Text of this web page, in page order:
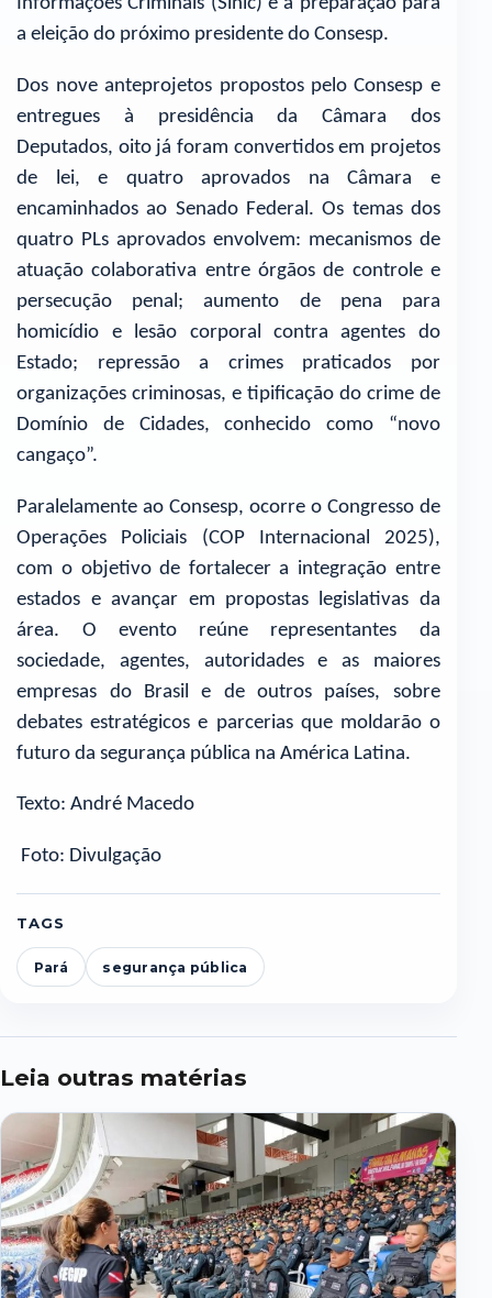
Informações Criminais (Sinic) e a preparação para
a eleição do próximo presidente do Consesp.
Dos nove anteprojetos propostos pelo Consesp e
entregues à presidência da Câmara dos
Deputados, oito já foram convertidos em projetos
de lei, e quatro aprovados na Câmara e
encaminhados ao Senado Federal. Os temas dos
quatro PLs aprovados envolvem: mecanismos de
atuação colaborativa entre órgãos de controle e
persecução penal; aumento de pena para
homicídio e lesão corporal contra agentes do
Estado; repressão a crimes praticados por
organizações criminosas, e tipificação do crime de
Domínio de Cidades, conhecido como “novo
cangaço”.
Paralelamente ao Consesp, ocorre o Congresso de
Operações Policiais (COP Internacional 2025),
com o objetivo de fortalecer a integração entre
estados e avançar em propostas legislativas da
área. O evento reúne representantes da
sociedade, agentes, autoridades e as maiores
empresas do Brasil e de outros países, sobre
debates estratégicos e parcerias que moldarão o
futuro da segurança pública na América Latina.
Texto: André Macedo
Foto: Divulgação
TAGS
Pará segurança pública
Leia outras matérias